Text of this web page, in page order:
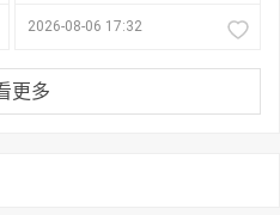
2026-08-06 17:32
更多